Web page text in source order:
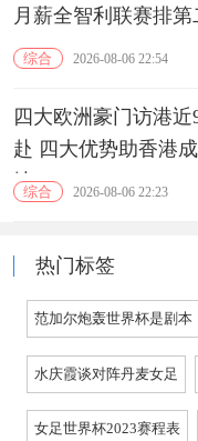
月薪全智利联赛排第
综合 2026-08-06 22:54
四大欧洲豪门访港近
赴 四大优势助香港
地综合 2026-08-06 22:23
热门标签
范加尔炮轰世界杯是剧本
水庆霞谈对阵丹麦女足
女足世界杯2023赛程表